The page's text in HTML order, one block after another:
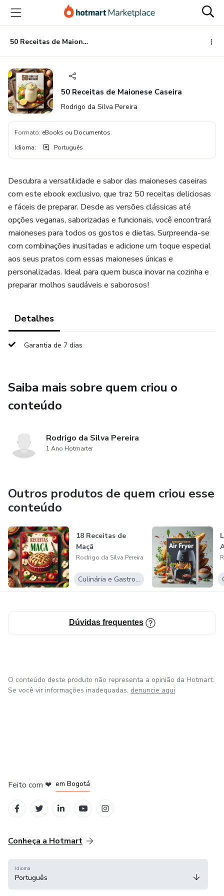
para
conteúdo
principal
para
pagamento
para
rodapé
50 Receitas de Maionese Caseira
50 Receitas de Maionese Caseira
Rodrigo da Silva Pereira
Formato: eBooks ou Documentos
Idioma: Português
Descubra a versatilidade e sabor das maioneses caseiras
com este ebook exclusivo, que traz 50 receitas deliciosas
e fáceis de preparar. Desde as versões clássicas até
opções veganas, saborizadas e funcionais, você encontrará
maioneses para todos os gostos e dietas. Surpreenda-se
com combinações inusitadas e adicione um toque especial
aos seus pratos com essas maioneses únicas e
personalizadas. Ideal para quem busca inovar na cozinha e
preparar molhos saudáveis e saborosos!
Detalhes
Garantia de 7 dias
Saiba mais sobre quem criou o
conteúdo
Rodrigo da Silva Pereira
1 Ano Hotmarter
Outros produtos de quem criou esse
conteúdo
18 Receitas de
Maçã
Rodrigo da Silva Pereira
Culinária e Gastronomia
Dúvidas frequentes
O conteúdo deste produto não representa a opinião da Hotmart.
Se você vir informações inadequadas, denuncie aqui
Feito com ❤ em Bogotá
Conheça a Hotmart
Idioma
Português